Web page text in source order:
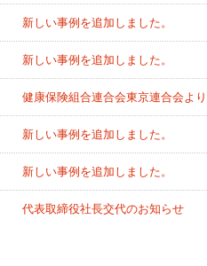
新しい事例を追加しました。
新しい事例を追加しました。
健康保険組合連合会東京連合会よ
新しい事例を追加しました。
新しい事例を追加しました。
代表取締役社長交代のお知らせ